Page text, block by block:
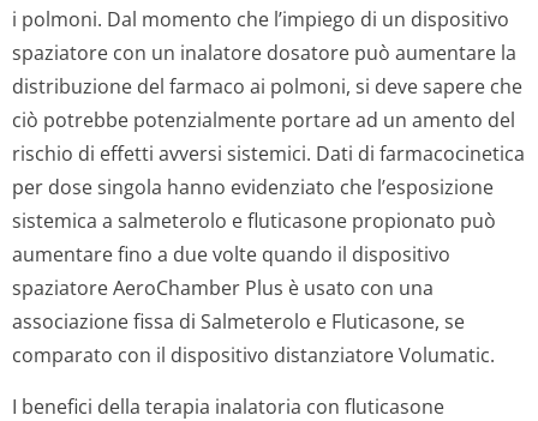
i polmoni. Dal momento che l’impiego di un dispositivo
spaziatore con un inalatore dosatore può aumentare la
distribuzione del farmaco ai polmoni, si deve sapere che
ciò potrebbe potenzialmente portare ad un amento del
rischio di effetti avversi sistemici. Dati di farmacocinetica
per dose singola hanno evidenziato che l’esposizione
sistemica a salmeterolo e fluticasone propionato può
aumentare fino a due volte quando il dispositivo
spaziatore AeroChamber Plus è usato con una
associazione fissa di Salmeterolo e Fluticasone, se
comparato con il dispositivo distanziatore Volumatic.
I benefici della terapia inalatoria con fluticasone